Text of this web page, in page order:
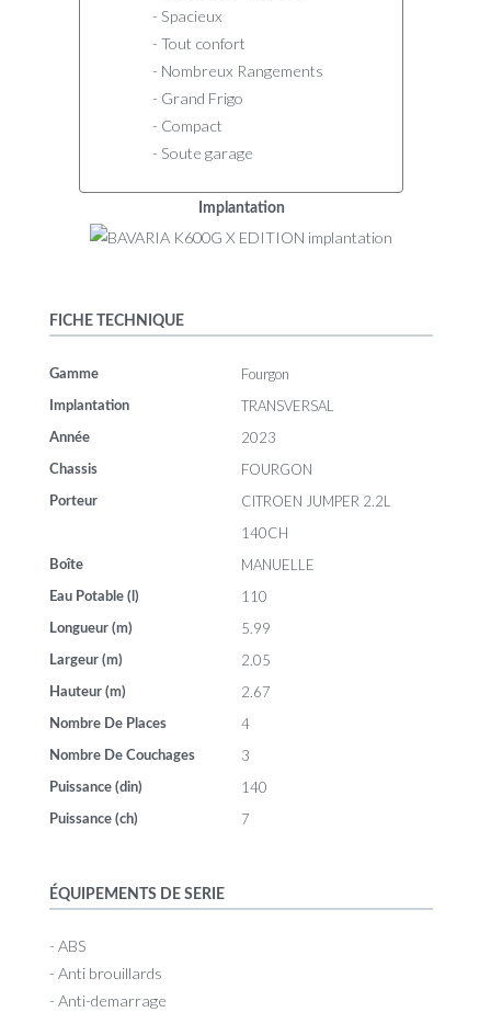
- Spacieux
- Tout confort
- Nombreux Rangements
- Grand Frigo
- Compact
- Soute garage
Implantation
FICHE TECHNIQUE
Gamme Fourgon
Implantation TRANSVERSAL
Année 2023
Chassis FOURGON
Porteur
CITROEN JUMPER 2.2L
140CH
Boîte MANUELLE
Eau Potable (l) 110
Longueur (m) 5.99
Largeur (m) 2.05
Hauteur (m) 2.67
Nombre De Places 4
Nombre De Couchages 3
Puissance (din) 140
Puissance (ch) 7
ÉQUIPEMENTS DE SERIE
- ABS
- Anti brouillards
- Anti-demarrage